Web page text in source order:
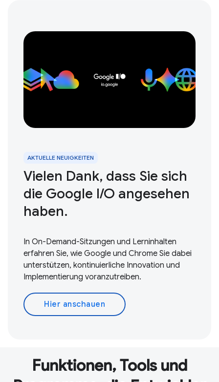
AKTUELLE NEUIGKEITEN
Vielen Dank, dass Sie sich
die Google I/O angesehen
haben.
In On-Demand-Sitzungen und Lerninhalten
erfahren Sie, wie Google und Chrome Sie dabei
unterstützen, kontinuierliche Innovation und
Implementierung voranzutreiben.
Hier anschauen
Funktionen, Tools und